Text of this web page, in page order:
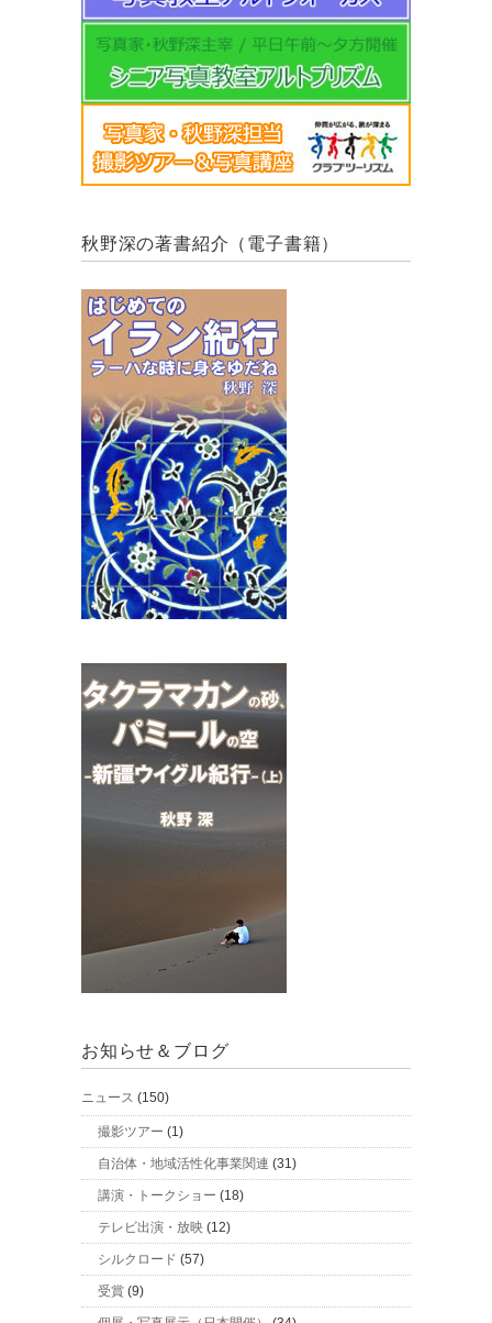
秋野深の著書紹介（電子書籍）
お知らせ＆ブログ
ニュース (150)
撮影ツアー (1)
自治体・地域活性化事業関連 (31)
講演・トークショー (18)
テレビ出演・放映 (12)
シルクロード (57)
受賞 (9)